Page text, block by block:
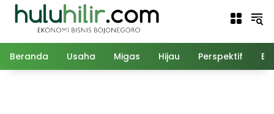
Langsung
Beranda Usaha Migas Hijau Perspektif